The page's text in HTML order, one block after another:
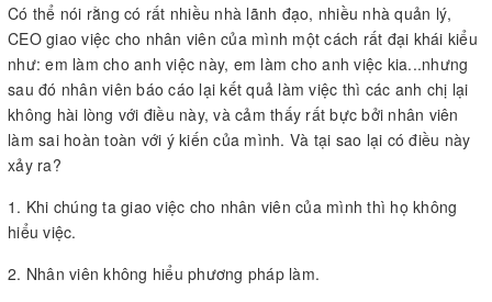
Có thể nói rằng có rất nhiều nhà lãnh đạo, nhiều nhà quản lý,
CEO giao việc cho nhân viên của mình một cách rất đại khái kiểu
như: em làm cho anh việc này, em làm cho anh việc kia...nhưng
sau đó nhân viên báo cáo lại kết quả làm việc thì các anh chị lại
không hài lòng với điều này, và cảm thấy rất bực bởi nhân viên
làm sai hoàn toàn với ý kiến của mình. Và tại sao lại có điều này
xảy ra?
1. Khi chúng ta giao việc cho nhân viên của mình thì họ không
hiểu việc.
2. Nhân viên không hiểu phương pháp làm.